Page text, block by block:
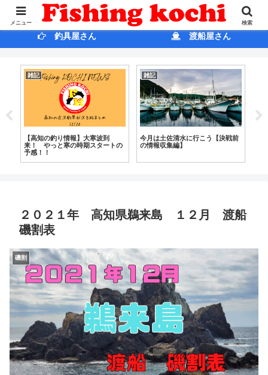
ホ ー ム ブログ
釣具屋さん 渡船屋さん
雑記
【高知の釣り情報】大寒波到
来！ やっと寒の時期スタートの
予感！！
雑記
今月は土佐清水に行こう【決戦前
の情報収集編】
２０２１年 高知県鵜来島 １２月 渡船
磯割表
磯割
メニュー 検索